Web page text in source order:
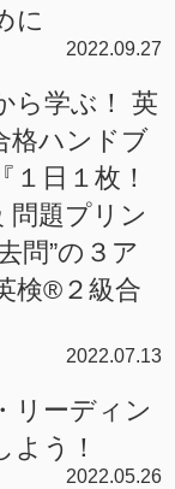
に
2022.09.27
ら学ぶ！ 英
格ハンドブ
１日１枚！
問題プリン
問”の３ア
検®２級合
2022.07.13
リーディン
よう！
2022.05.26